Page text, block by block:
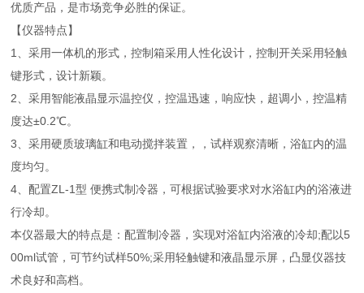
优质产品，是市场竞争必胜的保证。
【仪器特点】
1、采用一体机的形式，控制箱采用人性化设计，控制开关采用轻触
键形式，设计新颖。
2、采用智能液晶显示温控仪，控温迅速，响应快，超调小，控温精
度达±0.2℃。
3、采用硬质玻璃缸和电动搅拌装置，，试样观察清晰，浴缸内的温
度均匀。
4、配置ZL-1型 便携式制冷器，可根据试验要求对水浴缸内的浴液进
行冷却。
本仪器最大的特点是：配置制冷器，实现对浴缸内浴液的冷却;配以5
00ml试管，可节约试样50%;采用轻触键和液晶显示屏，凸显仪器技
术良好和高档。